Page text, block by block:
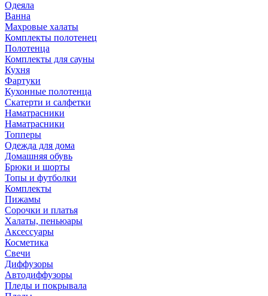
Одеяла
Ванна
Махровые халаты
Комплекты полотенец
Полотенца
Комплекты для сауны
Кухня
Фартуки
Кухонные полотенца
Скатерти и салфетки
Наматрасники
Наматрасники
Топперы
Одежда для дома
Домашняя обувь
Брюки и шорты
Топы и футболки
Комплекты
Пижамы
Сорочки и платья
Халаты, пеньюары
Аксессуары
Косметика
Свечи
Диффузоры
Автодиффузоры
Пледы и покрывала